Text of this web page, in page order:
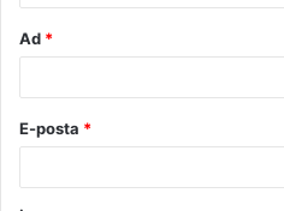
Ad *
E-posta *